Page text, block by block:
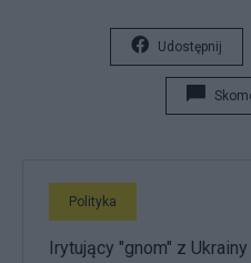
Udostępnij
Polityka
Irytujący "gnom" z